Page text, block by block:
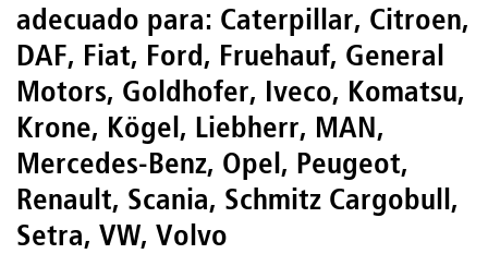
adecuado para: Caterpillar, Citroen,
DAF, Fiat, Ford, Fruehauf, General
Motors, Goldhofer, Iveco, Komatsu,
Krone, Kögel, Liebherr, MAN,
Mercedes-Benz, Opel, Peugeot,
Renault, Scania, Schmitz Cargobull,
Setra, VW, Volvo